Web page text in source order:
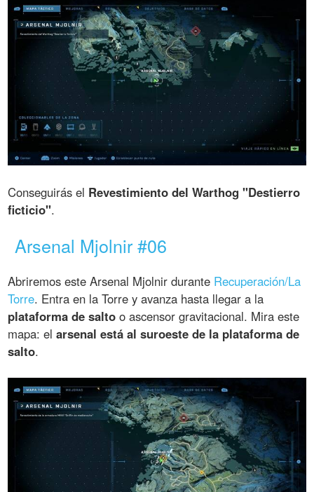
Conseguirás el Revestimiento del Warthog "Destierro
ficticio".
Arsenal Mjolnir #06
Abriremos este Arsenal Mjolnir durante Recuperación/La
Torre. Entra en la Torre y avanza hasta llegar a la
plataforma de salto o ascensor gravitacional. Mira este
mapa: elarsenal está al suroeste de la plataforma de
salto.